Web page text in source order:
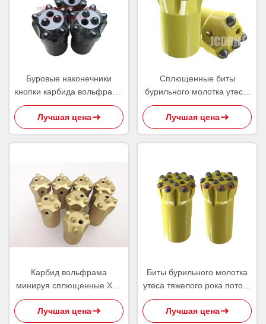
Буровые наконечники
кнопки карбида вольфрама
сплющенные для сверлить
Суда тоннеля карьера
Лучшая цена
Сплющенные биты
бурильного молотка утеса,
сферически
баллистические биты
кнопки 7 градусов
Лучшая цена
Карбид вольфрама
минируя сплющенные Х22
биты кнопки
Лучшая цена
Биты бурильного молотка
утеса тяжелого рока потока
Т38 Р38/бит кнопки вставки
карбида Суда сверля
Лучшая цена